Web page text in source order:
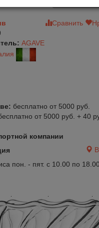
Сравнить
AGAVE
бесплатно от 5000 руб.
от 5000 руб. + 40
компании
пон. - пят. с 10.00 по 18.00